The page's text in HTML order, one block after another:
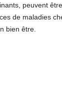
peuvent
de maladies
bien être.